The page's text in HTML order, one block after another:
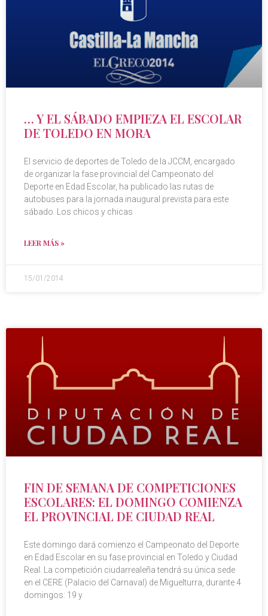
… Y EL SÁBADO EMPIEZA EL ESCOLAR
DE TOLEDO EN MORA
El servicio de deportes de Toledo de la JCCM, encargado
de organizar la fase provincial del Campeonato del
Deporte en Edad Escolar, ha publicado las rutas de
autobuses para la jornada inaugural prevista para este
sábado. Los chicos y chicas
LEER MÁS »
15/01/2014
FIN DE SEMANA DE COMPETICIONES
ESCOLARES: EL DOMINGO COMIENZA
EL PROVINCIAL DE CIUDAD REAL
Este domingo dará comienzo el Campeonato del Deporte
en Edad Escolar en su fase provincial en Toledo y Ciudad
Real. La competición ciudarrealeña tendrá su única sede
en el CERE (Palacio del Carnaval) de Miguelturra, durante 4
domingos: 19 y